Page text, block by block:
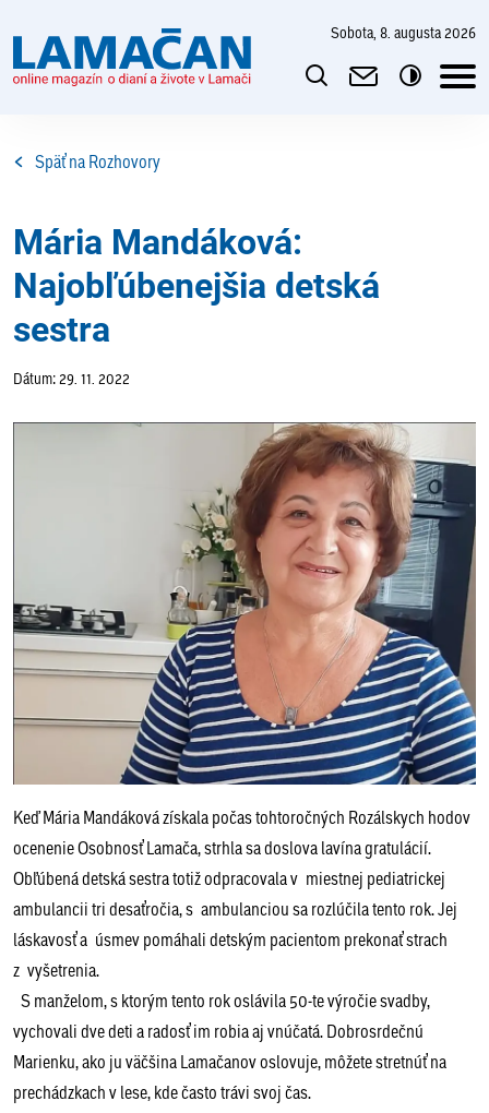
sobota, 8. augusta 2026
Späť na Rozhovory
Mária Mandáková:
Najobľúbenejšia detská
sestra
Dátum: 29. 11. 2022
Keď Mária Mandáková získala počas tohtoročných Rozálskych hodov
ocenenie Osobnosť Lamača, strhla sa doslova lavína gratulácií.
Obľúbená detská sestra totiž odpracovala v miestnej pediatrickej
ambulancii tri desaťročia, s ambulanciou sa rozlúčila tento rok. Jej
láskavosť a úsmev pomáhali detským pacientom prekonať strach
z vyšetrenia.
S manželom, s ktorým tento rok oslávila 50-te výročie svadby,
vychovali dve deti a radosť im robia aj vnúčatá. Dobrosrdečnú
Marienku, ako ju väčšina Lamačanov oslovuje, môžete stretnúť na
prechádzkach v lese, kde často trávi svoj čas.